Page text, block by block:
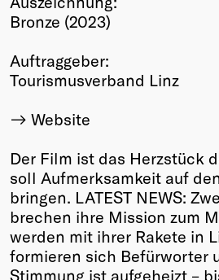
Winners
Past
Annual
Bronze (2023)
Auftraggeber:
Tourismusverband Linz
Website
Der Film ist das Herzstück
soll Aufmerksamkeit auf
bringen. LATEST NEWS:
brechen ihre Mission zum
werden mit ihrer Rakete in
formieren sich Befürworter
Stimmung ist aufgeheizt –